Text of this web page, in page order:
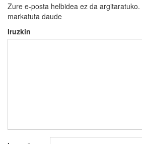
Zure e-posta helbidea ez da argitaratuko.
markatuta daude
Iruzkin